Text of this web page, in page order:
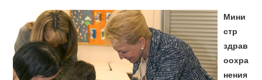
Мини
стр
здрав
оохра
нения